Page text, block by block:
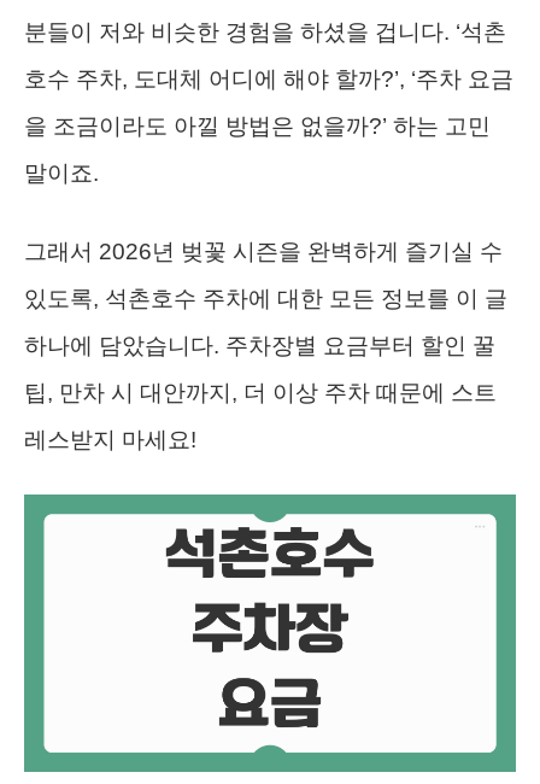
분들이 저와 비슷한 경험을 하셨을 겁니다. ‘석촌
호수 주차, 도대체 어디에 해야 할까?’, ‘주차 요금
을 조금이라도 아낄 방법은 없을까?’ 하는 고민
말이죠.
그래서 2026년 벚꽃 시즌을 완벽하게 즐기실 수
있도록, 석촌호수 주차에 대한 모든 정보를 이 글
하나에 담았습니다. 주차장별 요금부터 할인 꿀
팁, 만차 시 대안까지, 더 이상 주차 때문에 스트
레스받지 마세요!